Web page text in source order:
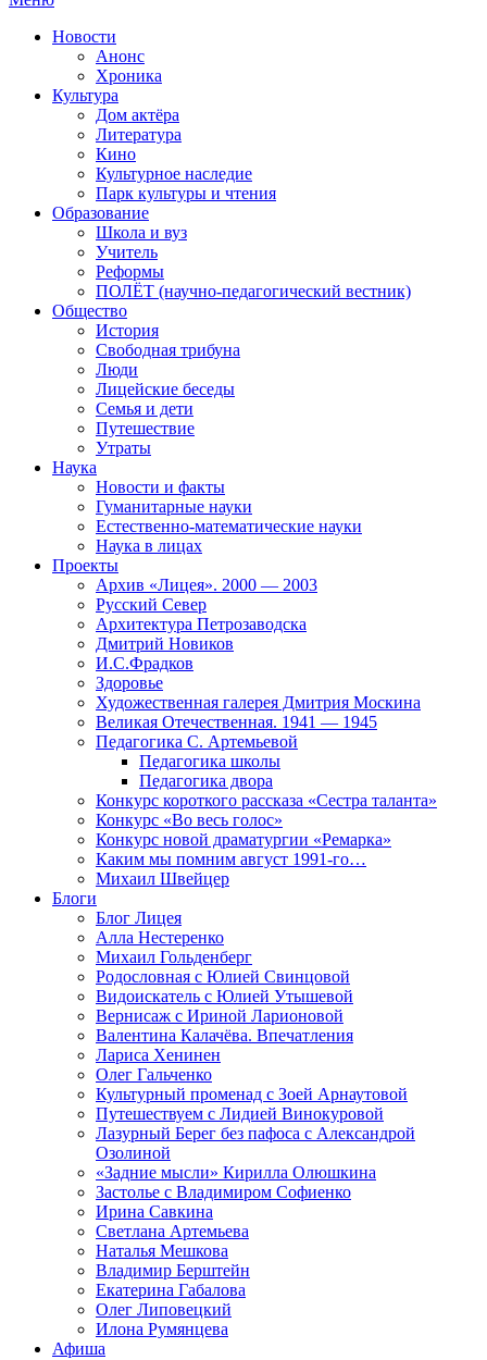
Новости
Анонс
Хроника
Культура
Дом актёра
Литература
Кино
Культурное наследие
Парк культуры и чтения
Образование
Школа и вуз
Учитель
Реформы
ПОЛЁТ (научно-педагогический вестник)
Общество
История
Свободная трибуна
Люди
Лицейские беседы
Семья и дети
Путешествие
Утраты
Наука
Новости и факты
Гуманитарные науки
Естественно-математические науки
Наука в лицах
Проекты
Архив «Лицея». 2000 — 2003
Русский Север
Архитектура Петрозаводска
Дмитрий Новиков
И.С.Фрадков
Здоровье
Художественная галерея Дмитрия Москина
Великая Отечественная. 1941 — 1945
Педагогика С. Артемьевой
Педагогика школы
Педагогика двора
Конкурс короткого рассказа «Сестра таланта»
Конкурс «Во весь голос»
Конкурс новой драматургии «Ремарка»
Каким мы помним август 1991-го…
Михаил Швейцер
Блоги
Блог Лицея
Алла Нестеренко
Михаил Гольденберг
Родословная с Юлией Свинцовой
Видоискатель с Юлией Утышевой
Вернисаж с Ириной Ларионовой
Валентина Калачёва. Впечатления
Лариса Хенинен
Олег Гальченко
Культурный променад с Зоей Арнаутовой
Путешествуем с Лидией Винокуровой
Лазурный Берег без пафоса с Александрой
Озолиной
«Задние мысли» Кирилла Олюшкина
Застолье с Владимиром Софиенко
Ирина Савкина
Светлана Артемьева
Наталья Мешкова
Владимир Берштейн
Екатерина Габалова
Олег Липовецкий
Илона Румянцева
Афиша